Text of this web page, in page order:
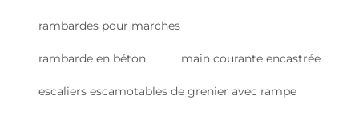
rambardes pour marches
rambarde en béton main courante encastrée
escaliers escamotables de grenier avec rampe